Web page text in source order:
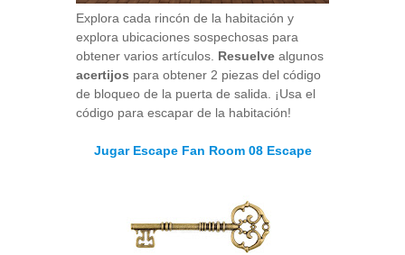
Explora cada rincón de la habitación y
explora ubicaciones sospechosas para
obtener varios artículos. Resuelve algunos
acertijos para obtener 2 piezas del código
de bloqueo de la puerta de salida. ¡Usa el
código para escapar de la habitación!
Jugar Escape Fan Room 08 Escape